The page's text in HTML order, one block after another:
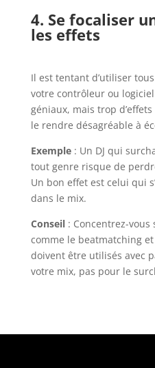
4. Se focaliser
les effets
Il est tentant d’utiliser
votre contrôleur ou
géniaux, mais trop
le rendre désagréable à
Exemple: Un DJ qui
tout genre risque de
Un bon effet est celui qui
dans le mix.
Conseil: Concentrez-vous
comme le beatmatching
doivent être utilisés avec
votre mix, pas pour le